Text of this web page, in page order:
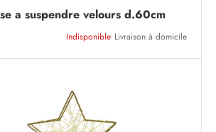
a suspendre velours d.60cm
Indisponible Livraison à domicile